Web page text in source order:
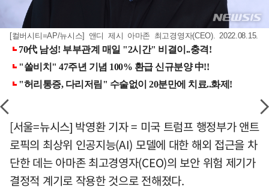
[컬버시티=AP/뉴시스] 앤디 제시 아마존 최고경영자(CEO). 2022.08.15.
[서울=뉴시스] 박영환 기자 = 미국 트럼프 행정부가 앤트
로픽의 최상위 인공지능(AI) 모델에 대한 해외 접근을 차
단한 데는 아마존 최고경영자(CEO)의 보안 위험 제기가
결정적 계기로 작용한 것으로 전해졌다.